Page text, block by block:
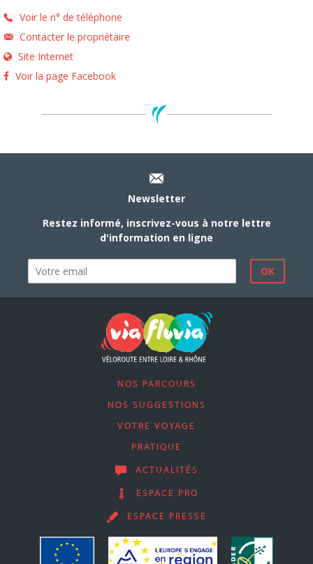
Voir le n° de téléphone
Contacter le propriétaire
Site Internet
Voir la page Facebook
Newsletter
Restez informé, inscrivez-vous à notre lettre
d'information en ligne
NOS PARCOURS
NOS SUGGESTIONS
VOTRE VOYAGE
PRATIQUE
ACTUALITÉS
ESPACE PRO
ESPACE PRESSE